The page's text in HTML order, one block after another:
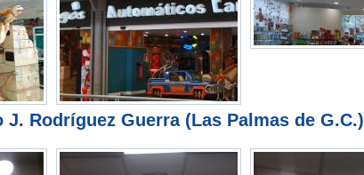
J. Rodríguez Guerra (Las Palmas de G.C.)